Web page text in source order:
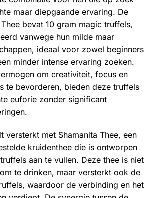
maar diepgaande ervaring. De
bevat 10 gram magic truffels,
vanwege hun milde maar
ideaal voor zowel beginners
minder intense ervaring zoeken.
om creativiteit, focus en
te bevorderen, bieden deze truffels
euforie zonder significant
versterkt met Shamanita Thee, een
kruidenthee die is ontworpen
aan te vullen. Deze thee is niet
te drinken, maar versterkt ook de
waardoor de verbinding en het